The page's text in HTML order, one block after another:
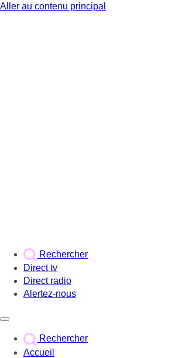
Aller au contenu principal
Rechercher
Direct tv
Direct radio
Alertez-nous
Rechercher
Accueil